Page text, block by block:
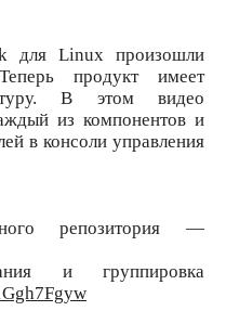
для Linux произошли
продукт имеет
В этом видео
из компонентов и
в консоли управления
репозитория —
и группировка